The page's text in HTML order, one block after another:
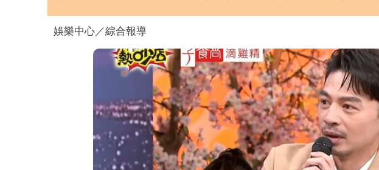
娛樂中心／綜合報導